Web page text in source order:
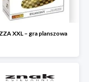
XXL – gra planszowa